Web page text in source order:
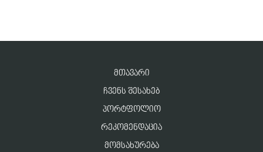
ᲛᲗᲐᲕᲐᲠᲘ
ᲩᲕᲔᲜᲡ ᲨᲔᲡᲐᲮᲔᲑ
ᲞᲝᲠᲢᲤᲝᲚᲘᲝ
ᲠᲔᲙᲝᲛᲔᲜᲓᲐᲪᲘᲐ
ᲛᲝᲛᲡᲐᲮᲣᲠᲔᲑᲐ